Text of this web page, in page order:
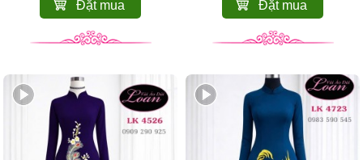
Đặt mua Đặt mua